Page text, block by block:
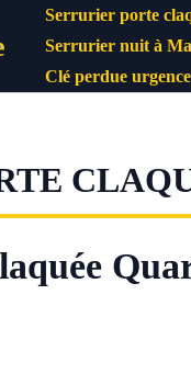
Serrurier porte
Serrurier nuit à
Clé perdue